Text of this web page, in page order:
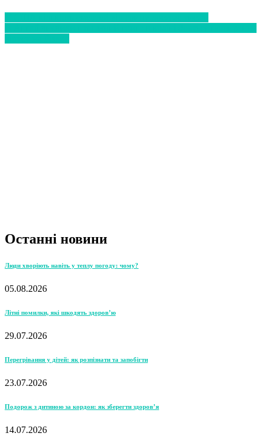
Останні новини
Люди хворіють навіть у теплу погоду: чому?
05.08.2026
Літні помилки, які шкодять здоров’ю
29.07.2026
Перегрівання у дітей: як розпізнати та запобігти
23.07.2026
Подорож з дитиною за кордон: як зберегти здоров’я
14.07.2026